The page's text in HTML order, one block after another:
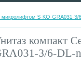
микролифтом S-KO-GRA031-3/
компакт
3/6-DL-